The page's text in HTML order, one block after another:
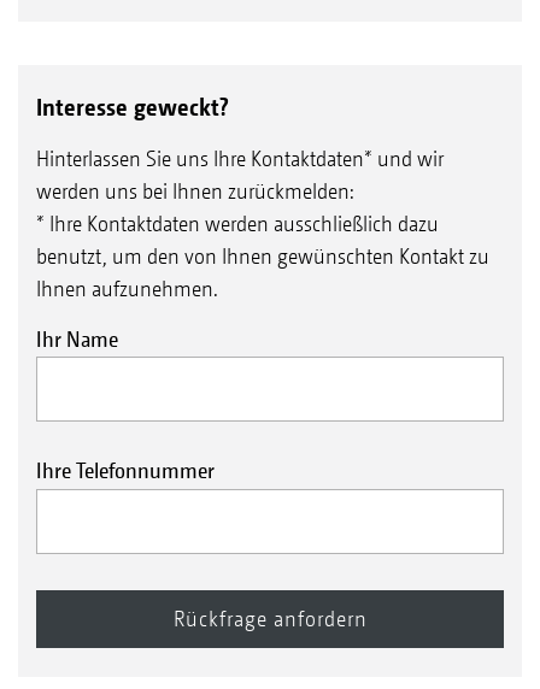
Interesse geweckt?
Hinterlassen Sie uns Ihre Kontaktdaten* und wir
werden uns bei Ihnen zurückmelden:
* Ihre Kontaktdaten werden ausschließlich dazu
benutzt, um den von Ihnen gewünschten Kontakt zu
Ihnen aufzunehmen.
Ihr Name
Ihre Telefonnummer